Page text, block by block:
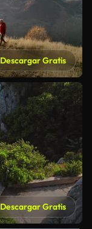
Descargar Gratis
Descargar Gratis